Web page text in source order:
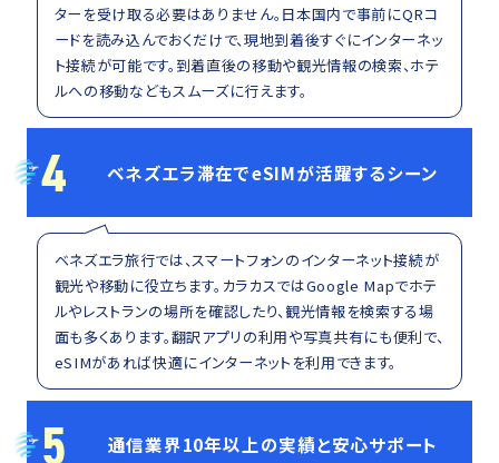
ターを受け取る必要はありません。日本国内で事前にQRコ
ードを読み込んでおくだけで、現地到着後すぐにインターネッ
ト接続が可能です。到着直後の移動や観光情報の検索、ホテ
ルへの移動などもスムーズに行えます。
4 ベネズエラ滞在でeSIMが活躍するシーン
ベネズエラ旅行では、スマートフォンのインターネット接続が
観光や移動に役立ちます。カラカスではGoogle Mapでホテ
ルやレストランの場所を確認したり、観光情報を検索する場
面も多くあります。翻訳アプリの利用や写真共有にも便利で、
eSIMがあれば快適にインターネットを利用できます。
5 通信業界10年以上の実績と安心サポート